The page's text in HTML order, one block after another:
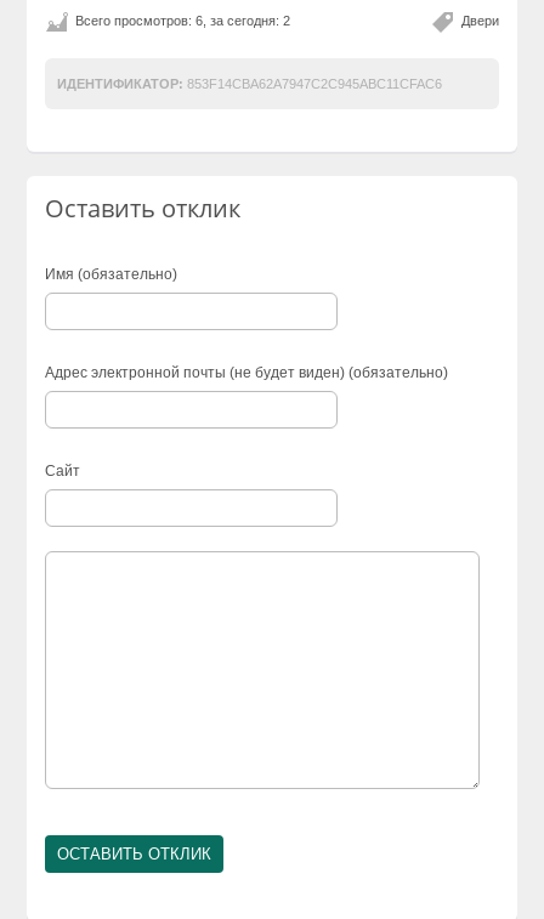
Двери
Всего просмотров: 6, за сегодня: 2
ИДЕНТИФИКАТОР: 853F14CBA62A7947C2C945ABC11CFAC6
Оставить отклик
Имя (обязательно)
Адрес электронной почты (не будет виден) (обязательно)
Сайт